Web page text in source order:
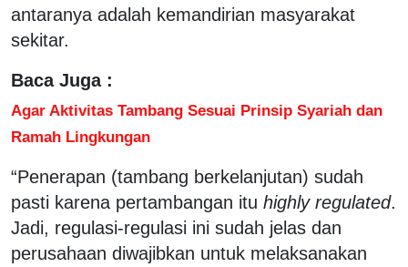
antaranya adalah kemandirian masyarakat
sekitar.
Baca Juga :
Agar Aktivitas Tambang Sesuai Prinsip Syariah dan
Ramah Lingkungan
“Penerapan (tambang berkelanjutan) sudah
pasti karena pertambangan itu highly regulated.
Jadi, regulasi-regulasi ini sudah jelas dan
perusahaan diwajibkan untuk melaksanakan